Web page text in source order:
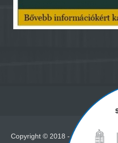
Copyright © 2018 - Minden jog